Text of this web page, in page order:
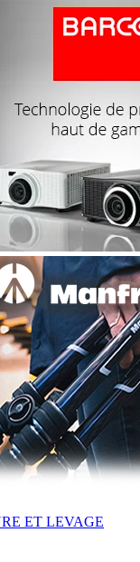
ET LEVAGE